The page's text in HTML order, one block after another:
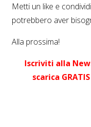
Metti un like e
potrebbero aver
Alla prossima!
Iscriviti alla
scarica